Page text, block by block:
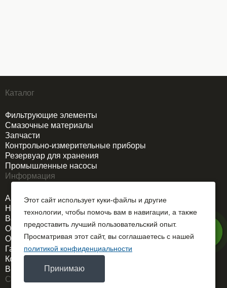
Каталог
Фильтрующие элементы
Смазочные материалы
Запчасти
Контрольно-измерительные приборы
Резервуар для хранения
Промышленные насосы
Информация
Акции
Новости
Вакансии
О компании
Оплата и доставка
Гарантия
Контакты
Выездной сервис
Связаться
Этот сайт использует куки-файлы и другие
технологии, чтобы помочь вам в навигации, а также
предоставить лучший пользовательский опыт.
Просматривая этот сайт, вы соглашаетесь с нашей
политикой конфиденциальности
Принимаю